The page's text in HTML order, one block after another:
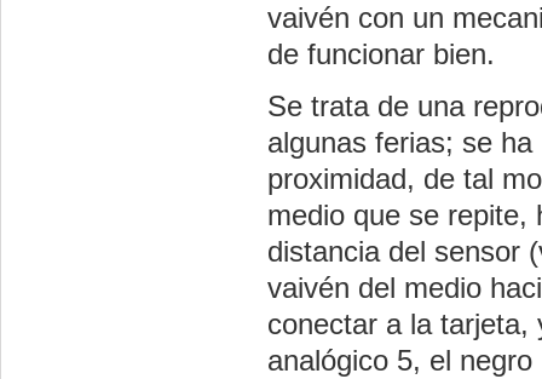
vaivén con un
de funcionar bien.
Se trata de una
algunas ferias; se
proximidad, de tal
medio que se repite,
distancia del sensor
vaivén del medio
conectar a la tarjeta,
analógico 5, el